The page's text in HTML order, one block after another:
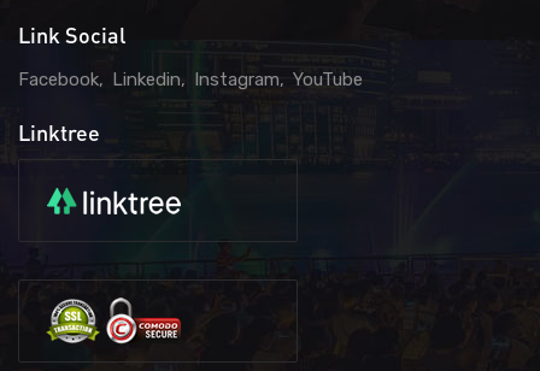
Link Social
Facebook Linkedin Instagram YouTube
Linktree